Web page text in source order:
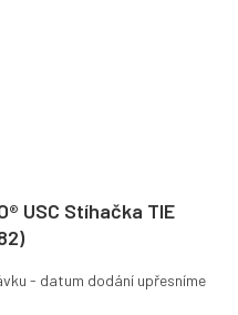
USC Stíhačka TIE
- datum dodání upřesníme